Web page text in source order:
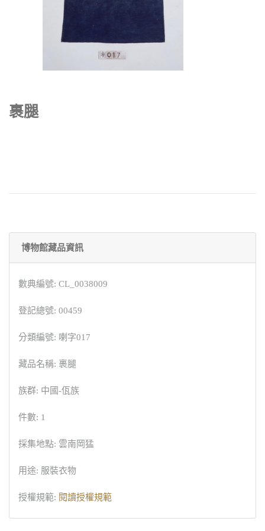
裹腿
博物館藏品資訊
數典編號: CL_0038009
登記總號: 00459
分類編號: 喇字017
藏品名稱: 裹腿
族群: 中國-佤族
件數: 1
採集地點: 雲南岡猛
用途: 服裝衣物
授權規範: 閱讀授權規範